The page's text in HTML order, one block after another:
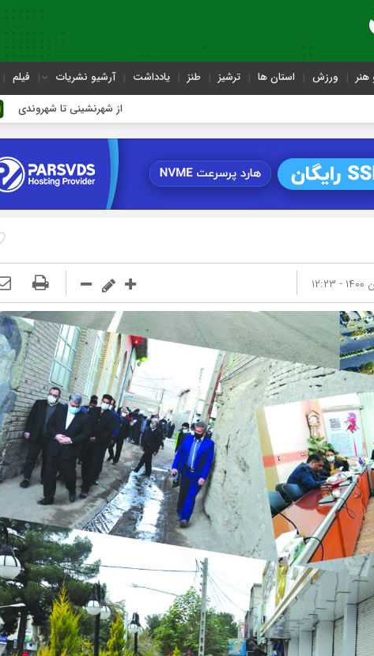
ورزش استان ها ترشیز طنز یادداشت آرشیو نشریات فیلم
از شهرنشینی تا شهروندی